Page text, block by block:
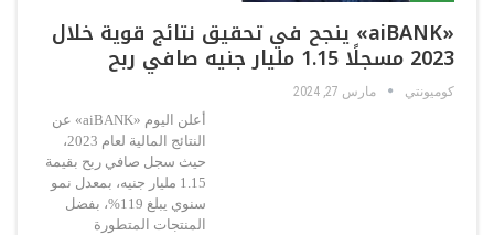
«aiBANK» ينجح في تحقيق نتائج قوية خلال
2023 مسجلًا 1.15 مليار جنيه صافي ربح
كوميونتي مارس 27, 2024
أعلن اليوم «aiBANK» عن
النتائج المالية لعام 2023،
حيث سجل صافي ربح بقيمة
1.15 مليار جنيه، بمعدل نمو
سنوي يبلغ 119%، بفضل
المنتجات المتطورة